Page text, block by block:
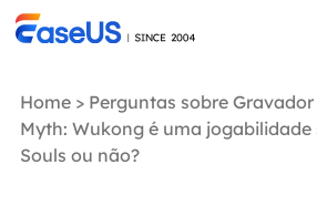
Home> Perguntas sobre Gravador
Myth: Wukong é uma jogabilidade
Souls ou não?